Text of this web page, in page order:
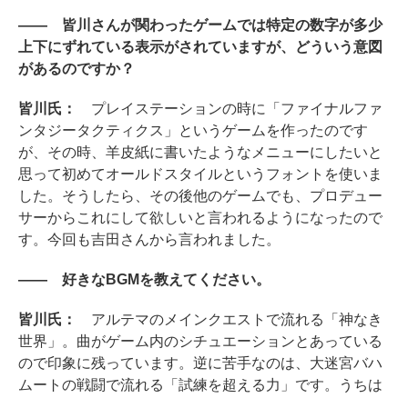
―― 皆川さんが関わったゲームでは特定の数字が多少
上下にずれている表示がされていますが、どういう意図
があるのですか？
皆川氏： プレイステーションの時に「ファイナルファ
ンタジータクティクス」というゲームを作ったのです
が、その時、羊皮紙に書いたようなメニューにしたいと
思って初めてオールドスタイルというフォントを使いま
した。そうしたら、その後他のゲームでも、プロデュー
サーからこれにして欲しいと言われるようになったので
す。今回も吉田さんから言われました。
―― 好きなBGMを教えてください。
皆川氏： アルテマのメインクエストで流れる「神なき
世界」。曲がゲーム内のシチュエーションとあっている
ので印象に残っています。逆に苦手なのは、大迷宮バハ
ムートの戦闘で流れる「試練を超える力」です。うちは